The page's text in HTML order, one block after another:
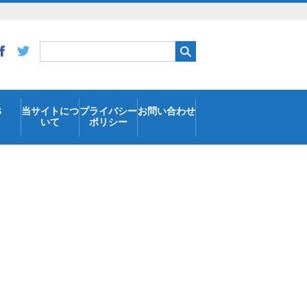
当サイトにつ
いて
プライバシー
ポリシー
お問い合わせ